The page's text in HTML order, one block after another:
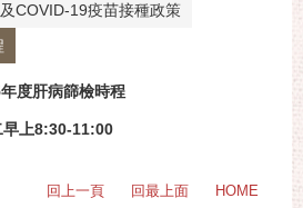
COVID-19疫苗接種政策
度肝病篩檢時程
上8:30-11:00
回上一頁 回最上面 HOME